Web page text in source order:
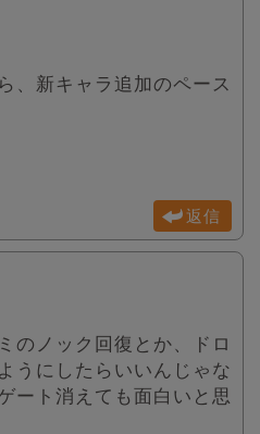
、新キャラ追加のペース
返信
のノック回復とか、ドロ
うにしたらいいんじゃな
ート消えても面白いと思